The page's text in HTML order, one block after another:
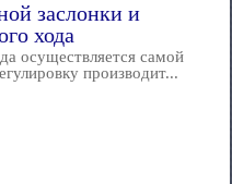
заслонки и
хода
осуществляется самой
производит...